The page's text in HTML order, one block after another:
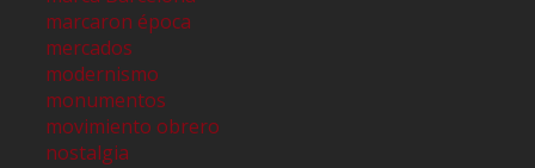
marcaron época
mercados
modernismo
monumentos
movimiento obrero
nostalgia